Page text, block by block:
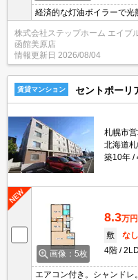
経済的な灯油ボイラーで光
放題！昭和タウンプラザ徒
株式会社ステップホーム エイブ
函館美原店
情報更新日 2026/08/04
賃貸マンション セントポーリ
札幌市
北海道
築10年
画像：5枚
8.3万円
敷
なし
4階
エアコン付き。シャンドレ